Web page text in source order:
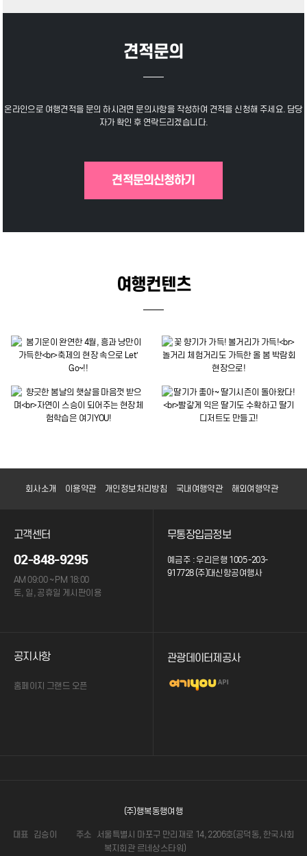
견적문의
온라인으로 여행견적을 문의 하시려면 문의사항을 작성하여 견적을 신청해 주세요. 담당
자가 확인 후 연락드리겠습니다.
견적문의신청하기
여행컨텐츠
회사소개 이용약관 개인정보처리방침 국내여행약관 해외여행약관
고객센터
02-848-9295
AM 09:00 ~ PM 18:00
토, 일, 공휴일 게시판이용
무통장입금정보
예금주 : 우리은행 1005 -203-
917728 (주)대신항공여행사
공지사항
홈페이지 그랜드 오픈
관광데이터제공사
(주)행복동행여행
대표 김승이 주소 서울특별시 마포구 만리재로 14, 2206호(공덕동, 한국사회
복지회관 르네상스타워)